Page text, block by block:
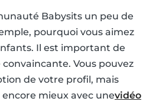
Babysits un peu de
pourquoi vous aimez
Il est important de
Vous pouvez
de votre profil, mais
mieux avec unevidéo